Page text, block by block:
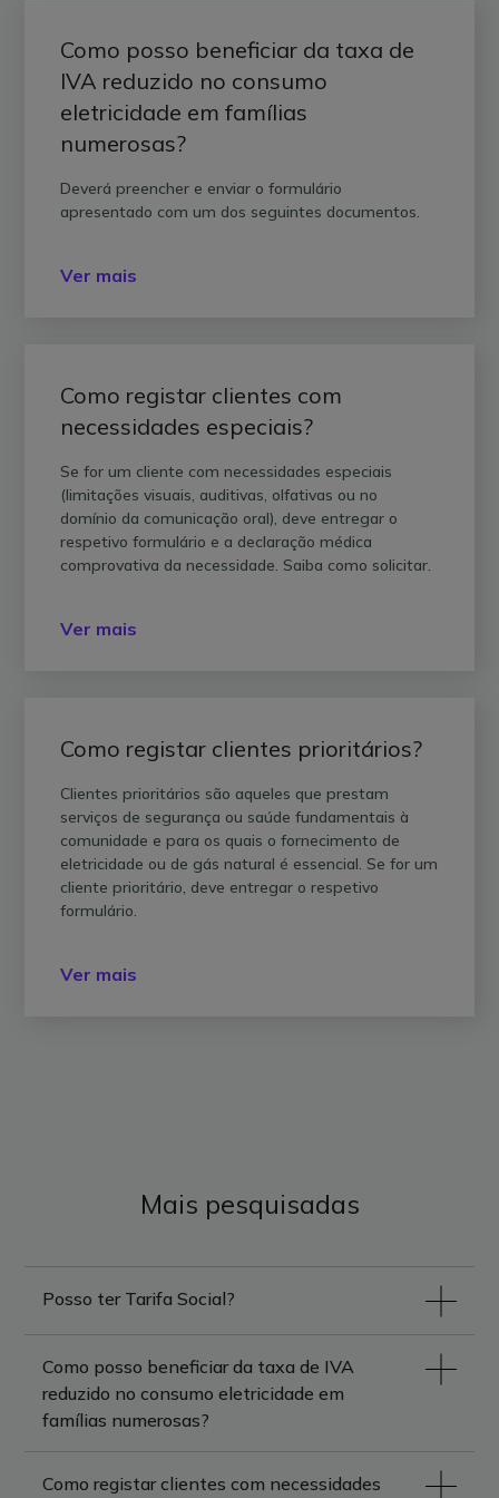
Como posso beneficiar da taxa de
IVA reduzido no consumo
eletricidade em famílias
numerosas?
Deverá preencher e enviar o formulário
apresentado com um dos seguintes documentos.
Ver mais
Como registar clientes com
necessidades especiais?
Se for um cliente com necessidades especiais
(limitações visuais, auditivas, olfativas ou no
domínio da comunicação oral), deve entregar o
respetivo formulário e a declaração médica
comprovativa da necessidade. Saiba como solicitar.
Ver mais
Como registar clientes prioritários?
Clientes prioritários são aqueles que prestam
serviços de segurança ou saúde fundamentais à
comunidade e para os quais o fornecimento de
eletricidade ou de gás natural é essencial. Se for um
cliente prioritário, deve entregar o respetivo
formulário.
Ver mais
Mais pesquisadas
Posso ter Tarifa Social?
Como posso beneficiar da taxa de IVA
reduzido no consumo eletricidade em
famílias numerosas?
Como registar clientes com necessidades